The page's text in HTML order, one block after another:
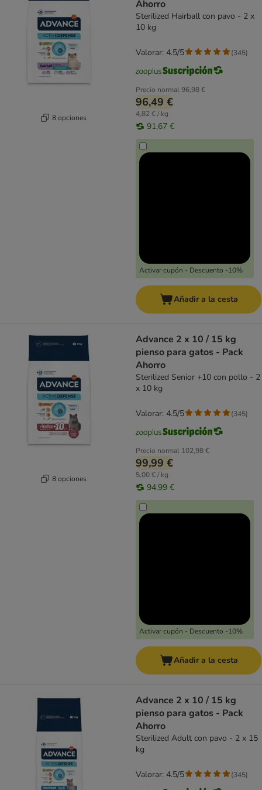
8 opciones
Ahorro
Sterilized Hairball con pavo - 2 x
10 kg
Precio normal96,98 €
96,49 €
4,82 € / kg
91,67 €
Activar cupón - Descuento -10%
Valorar: 4.5/5 (345)
Añadir a la cesta
8 opciones
Advance 2 x 10 / 15 kg
pienso para gatos - Pack
Ahorro
Sterilized Senior +10 con pollo - 2
x 10 kg
Precio normal 102,98 €
99,99 €
5,00 € / kg
94,99 €
Activar cupón - Descuento -10%
Valorar: 4.5/5 (345)
Añadir a la cesta
Advance 2 x 10 / 15 kg
pienso para gatos - Pack
Ahorro
Sterilized Adult con pavo - 2 x 15
kg
Valorar: 4.5/5 (345)